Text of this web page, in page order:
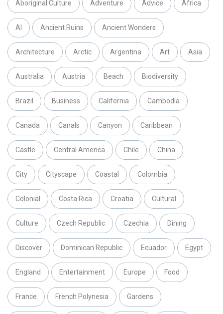
Aboriginal Culture Adventure Advice Africa
AI Ancient Ruins Ancient Wonders
Architecture Arctic Argentina Art Asia
Australia Austria Beach Biodiversity
Brazil Business California Cambodia
Canada Canals Canyon Caribbean
Castle Central America Chile China
City Cityscape Coastal Colombia
Colonial Costa Rica Croatia Cultural
Culture Czech Republic Czechia Dining
Discover Dominican Republic Ecuador Egypt
England Entertainment Europe Food
France French Polynesia Gardens